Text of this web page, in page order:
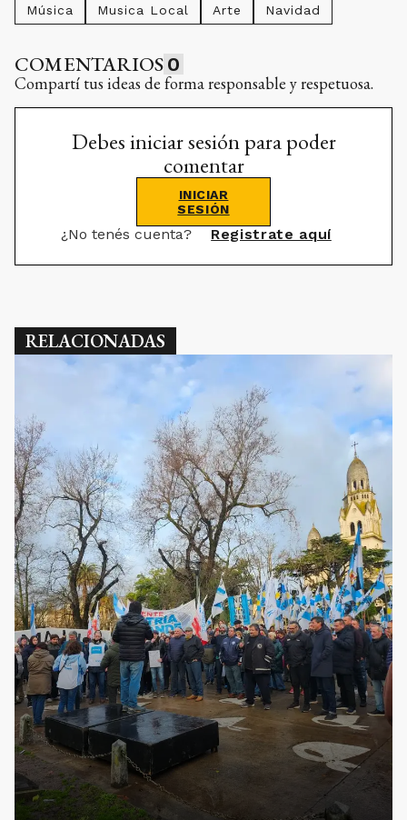
Música Musica Local Arte Navidad
COMENTARIOS 0
Compartí tus ideas de forma responsable y respetuosa.
Debes iniciar sesión para poder
comentar
INICIAR
SESIÓN
¿No tenés cuenta? Registrate aquí
RELACIONADAS